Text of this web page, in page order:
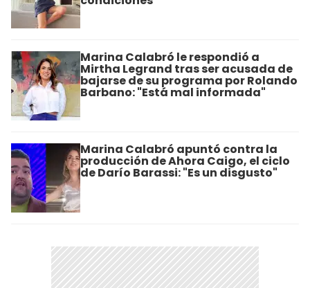
Marina Calabró le respondió a
Mirtha Legrand tras ser acusada de
bajarse de su programa por Rolando
Barbano: "Está mal informada"
Marina Calabró apuntó contra la
producción de Ahora Caigo, el ciclo
de Darío Barassi: "Es un disgusto"